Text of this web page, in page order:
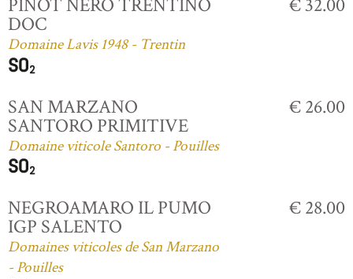
PINOT NERO TRENTINO
DOC
Domaine Lavis 1948 - Trentin
€ 32.00
SAN MARZANO
SANTORO PRIMITIVE
Domaine viticole Santoro - Pouilles
€ 26.00
NEGROAMARO IL PUMO
IGP SALENTO
Domaines viticoles de San Marzano
- Pouilles
€ 28.00